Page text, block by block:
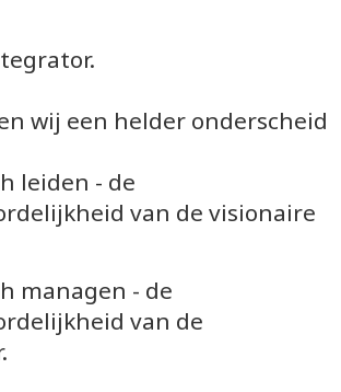
wij een helder onderscheid
leiden - de
van de visionaire
managen - de
van de